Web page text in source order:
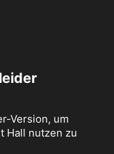
Version, um
Hall nutzen zu